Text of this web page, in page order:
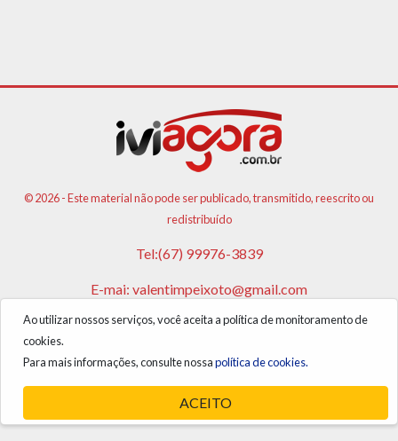
Ao utilizar nossos serviços, você aceita a política de monitoramento de
cookies.
Para mais informações, consulte nossapolítica de cookies.
ACEITO
© 2026 - Este material não pode ser publicado, transmitido, reescrito ou
redistribuído
Tel:(67) 99976-3839
E-mai: valentimpeixoto@gmail.com
VPA AGENCIA DE PUBLICIDADES E NOTICIAS LTDA